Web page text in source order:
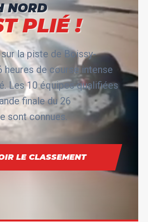
NORD
PLIÉ !
la piste de Boissy-
heures de course intense
Les 10 équipes qualifiées
finale du 26
sont connues.
LE CLASSEMENT